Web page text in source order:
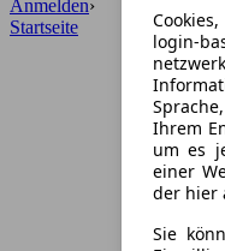
Anmelden›
Startseite
login-
Ihrem
um es
einer
der hier
Sie